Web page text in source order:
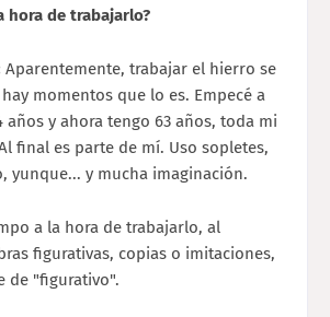
hora de trabajarlo?
Aparentemente, trabajar el hierro se
momentos que lo es. Empecé a
años y ahora tengo 63 años, toda mi
final es parte de mí. Uso sopletes,
yunque... y mucha imaginación.
a la hora de trabajarlo, al
figurativas, copias o imitaciones,
de "figurativo".